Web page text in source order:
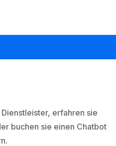
erfahren sie
buchen sie einen Chatbot